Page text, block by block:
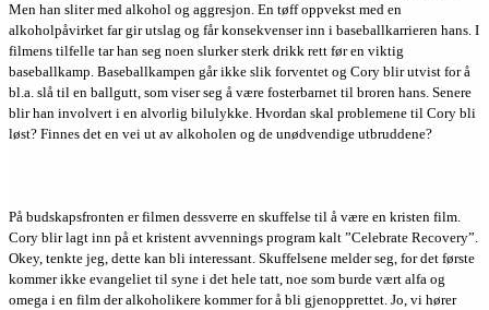
Men han sliter med alkohol og aggresjon. En tøff oppvekst med en
alkoholpåvirket far gir utslag og får konsekvenser inn i baseballkarrieren hans. I
filmens tilfelle tar han seg noen slurker sterk drikk rett før en viktig
baseballkamp. Baseballkampen går ikke slik forventet og Cory blir utvist for å
bl.a. slå til en ballgutt, som viser seg å være fosterbarnet til broren hans. Senere
blir han involvert i en alvorlig bilulykke. Hvordan skal problemene til Cory bli
løst? Finnes det en vei ut av alkoholen og de unødvendige utbruddene?
På budskapsfronten er filmen dessverre en skuffelse til å være en kristen film.
Cory blir lagt inn på et kristent avvennings program kalt ”Celebrate Recovery”.
Okey, tenkte jeg, dette kan bli interessant. Skuffelsene melder seg, for det første
kommer ikke evangeliet til syne i det hele tatt, noe som burde vært alfa og
omega i en film der alkoholikere kommer for å bli gjenopprettet. Jo, vi hører